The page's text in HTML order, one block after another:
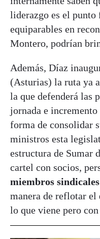
liderazgo es el punto
equiparables en
Montero, podrían
Además, Díaz
(Asturias) la ruta ya
la que defenderá las
jornada e
forma de consolidar
ministros esta
estructura de Sumar
cartel con socios,
miembros
manera de reflotar el
lo que viene pero